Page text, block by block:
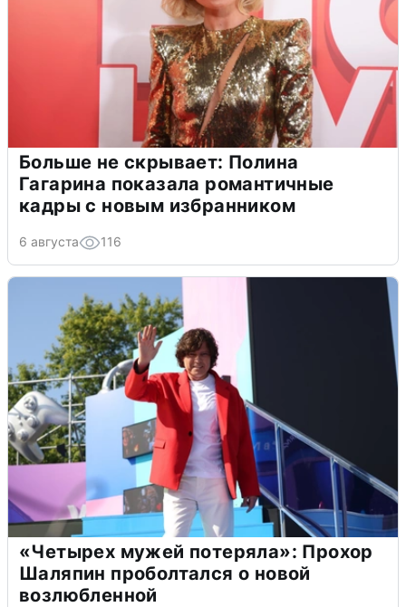
Больше не скрывает: Полина
Гагарина показала романтичные
кадры с новым избранником
6 августа 116
«Четырех мужей потеряла»: Прохор
Шаляпин проболтался о новой
возлюбленной